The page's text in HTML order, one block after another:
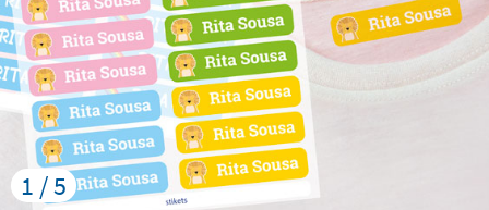
1 / 5